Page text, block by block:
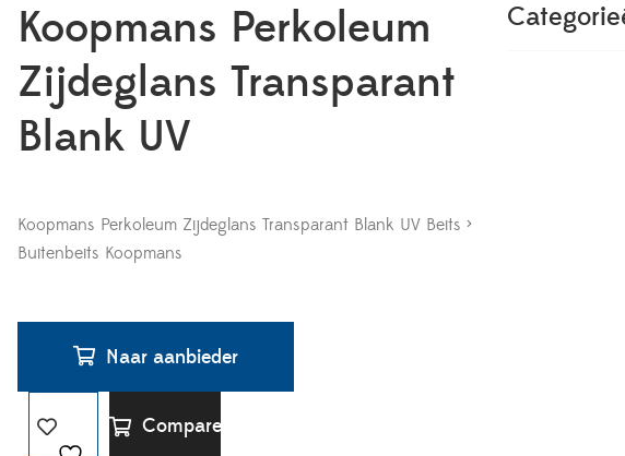
Koopmans Perkoleum
Zijdeglans Transparant
Blank UV
Koopmans Perkoleum Zijdeglans Transparant Blank UV Beits >
Buitenbeits Koopmans
Naar aanbieder
Compare